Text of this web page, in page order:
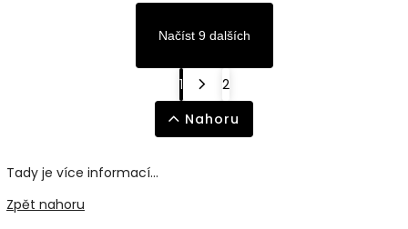
Načíst 9 dalších
1
2
Nahoru
Tady je více informací...
Zpět nahoru